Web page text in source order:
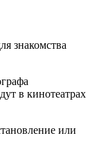
знакомства
в кинотеатрах
или